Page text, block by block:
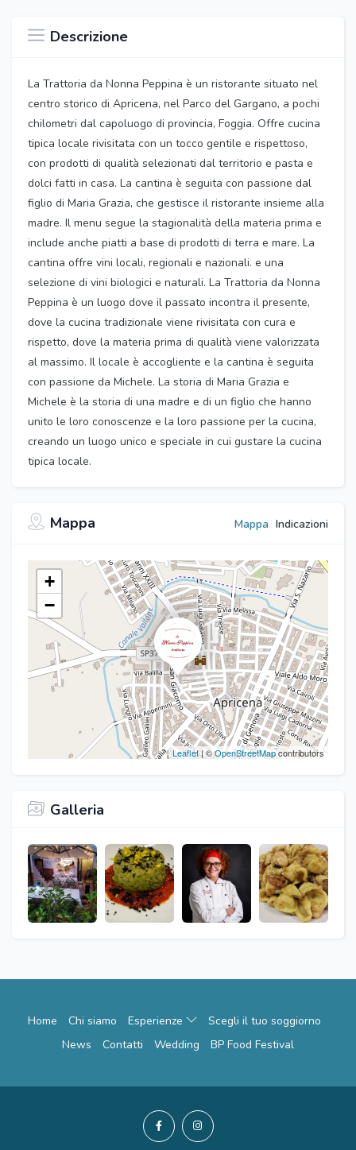
Descrizione
La Trattoria da Nonna Peppina è un ristorante situato nel
centro storico di Apricena, nel Parco del Gargano, a pochi
chilometri dal capoluogo di provincia, Foggia. Offre cucina
tipica locale rivisitata con un tocco gentile e rispettoso,
con prodotti di qualità selezionati dal territorio e pasta e
dolci fatti in casa. La cantina è seguita con passione dal
figlio di Maria Grazia, che gestisce il ristorante insieme alla
madre. Il menu segue la stagionalità della materia prima e
include anche piatti a base di prodotti di terra e mare. La
cantina offre vini locali, regionali e nazionali. e una
selezione di vini biologici e naturali. La Trattoria da Nonna
Peppina è un luogo dove il passato incontra il presente,
dove la cucina tradizionale viene rivisitata con cura e
rispetto, dove la materia prima di qualità viene valorizzata
al massimo. Il locale è accogliente e la cantina è seguita
con passione da Michele. La storia di Maria Grazia e
Michele è la storia di una madre e di un figlio che hanno
unito le loro conoscenze e la loro passione per la cucina,
creando un luogo unico e speciale in cui gustare la cucina
tipica locale.
Mappa Mappa Indicazioni
+
−
Leaflet| ©OpenStreetMapcontributors
Galleria
Home Chi siamo Esperienze
Scegli il tuo soggiorno
News
Contatti Wedding BP Food Festival